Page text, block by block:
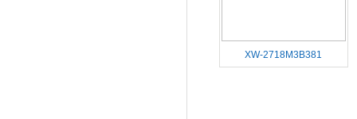
XW-2718M3B381